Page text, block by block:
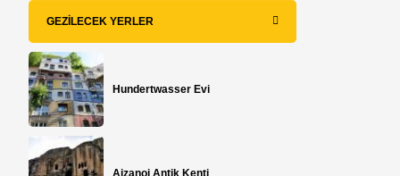
GEZILECEK YERLER
Hundertwasser Evi
Aizanoi Antik Kenti